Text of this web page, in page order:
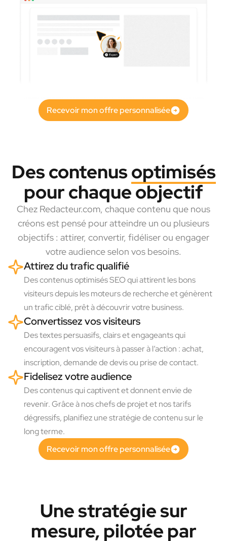
Recevoir mon offre personnalisée
Des contenusoptimisés
pour chaque objectif
Chez Redacteur.com, chaque contenu que nous
créons est pensé pour atteindre un ou plusieurs
objectifs : attirer, convertir, fidéliser ou engager
votre audience selon vos besoins.
Attirez du trafic qualifié
Des contenus optimisés SEO qui attirent les bons
visiteurs depuis les moteurs de recherche et génèrent
un trafic ciblé, prêt à découvrir votre business.
Convertissez vos visiteurs
Des textes persuasifs, clairs et engageants qui
encouragent vos visiteurs à passer à l’action : achat,
inscription, demande de devis ou prise de contact.
Fidelisez votre audience
Des contenus qui captivent et donnent envie de
revenir. Grâce à nos chefs de projet et nos tarifs
dégressifs, planifiez une stratégie de contenu sur le
long terme.
Recevoir mon offre personnalisée
Une stratégie sur
mesure, pilotée par